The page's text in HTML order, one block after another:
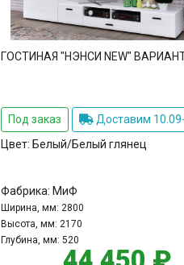
ГОСТИНАЯ "НЭНСИ NEW"
Под заказ
Доставим
Цвет: Белый/Белый глянец
Фабрика: МиФ
Ширина, мм: 2800
Высота, мм: 2170
Глубина, мм: 520